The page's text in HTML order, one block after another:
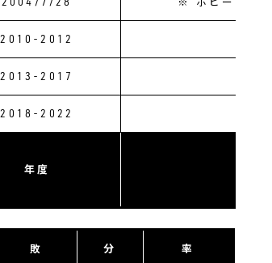
2010-2012
2013-2017
2018-2022
年度
敗 分 率